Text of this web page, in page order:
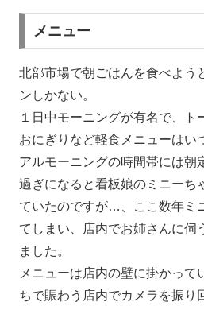
メニュー
北部市場で朝ごはんを食べよう
ンしかない。
１日中モーニングが有名で、ト
おにぎりなど軽食メニューはい
アルモーニングの時間帯には朝
過ぎになると看板娘のミニーち
ていたのですが…、ここ数年ミ
てしまい、店内でお姉さんに伺
ました。
メニューは店内の壁に掛かって
ちで賑わう店内でカメラを振り